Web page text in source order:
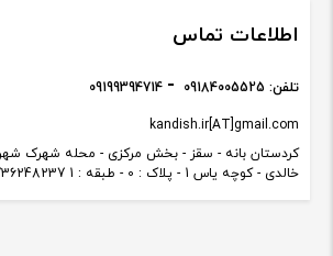
اطلاعات تماس
کردستان بانه - سقز - بخش مرکزی - محله شهرک
خالدی - کوچه یاس 1 - پلاک : 0 - طبقه : 1 08736248237 - 08736227961
kandish.ir[AT]gmail.com
تلفن: 09184005525
09199394714